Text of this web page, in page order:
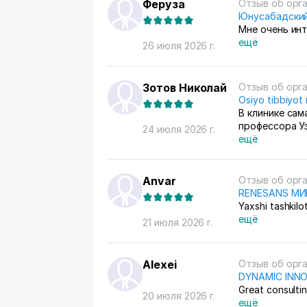
Феруза
26 июля 2026 г.
Отзыв об
Мне очень
ещё
Зотов Николай
24 июля 2026 г.
Отзыв об
Osiyo tibbiyot
В клинике
профессора
ещё
Anvar
21 июля 2026 г.
Отзыв об
RENESANS
Yaxshi tashkilot
ещё
Alexei
20 июля 2026 г.
Отзыв об
DYNAMIC
Great
ещё